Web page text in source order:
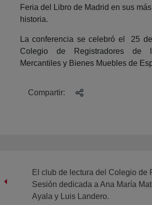
Feria del Libro de Madrid en sus
historia.
La conferencia se celebró el 25
Colegio de Registradores de
Mercantiles y Bienes Muebles de
Compartir:
El club de lectura del Colegio de
Sesión dedicada a Ana María
Ayala y Luis Landero.